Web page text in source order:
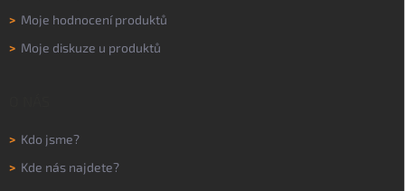
> Moje hodnocení produktů
> Moje diskuze u produktů
> Kdo jsme?
> Kde nás najdete?